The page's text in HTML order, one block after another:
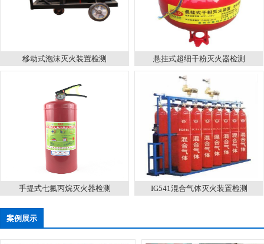
移动式泡沫灭火装置检测 悬挂式超细干粉灭火器检测
手提式七氟丙烷灭火器检测 IG541混合气体灭火装置检测
案例展示